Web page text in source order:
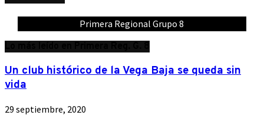
Primera Regional Grupo 8
Un club histórico de la Vega Baja se queda sin
vida
29 septiembre, 2020